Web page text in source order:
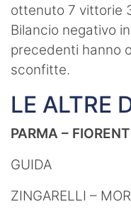
ottenuto 7 vittorie
Bilancio negativo
precedenti hanno
sconfitte.
LE ALTRE
PARMA –
GUIDA
ZINGARELLI –